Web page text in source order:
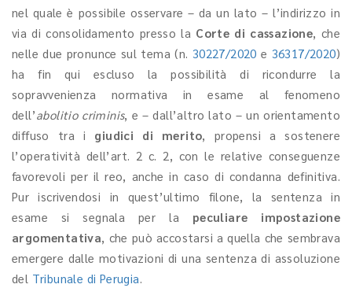
nel quale è possibile osservare – da un lato – l’indirizzo in
via di consolidamento presso la Corte di cassazione, che
nelle due pronunce sul tema (n. 30227/2020 e 36317/2020)
ha fin qui escluso la possibilità di ricondurre la
sopravvenienza normativa in esame al fenomeno
dell’abolitio criminis, e – dall’altro lato – un orientamento
diffuso tra i giudici di merito, propensi a sostenere
l’operatività dell’art. 2 c. 2, con le relative conseguenze
favorevoli per il reo, anche in caso di condanna definitiva.
Pur iscrivendosi in quest’ultimo filone, la sentenza in
esame si segnala per la peculiare impostazione
argomentativa, che può accostarsi a quella che sembrava
emergere dalle motivazioni di una sentenza di assoluzione
del Tribunale di Perugia.